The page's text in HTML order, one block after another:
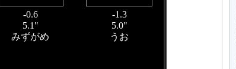
-0.6
-1.3
5.1"
5.0"
みずがめ
うお